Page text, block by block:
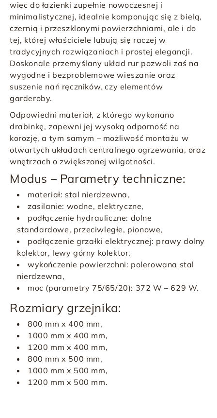
więc do łazienki zupełnie nowoczesnej i
minimalistycznej, idealnie komponując się z bielą,
czernią i przeszklonymi powierzchniami, ale i do
tej, której właściciele lubują się raczej w
tradycyjnych rozwiązaniach i prostej elegancji.
Doskonale przemyślany układ rur pozwoli zaś na
wygodne i bezproblemowe wieszanie oraz
suszenie nań ręczników, czy elementów
garderoby.
Odpowiedni materiał, z którego wykonano
drabinkę, zapewni jej wysoką odporność na
korozję, a tym samym – możliwość montażu w
otwartych układach centralnego ogrzewania, oraz
wnętrzach o zwiększonej wilgotności.
Modus – Parametry techniczne:
materiał: stal nierdzewna,
zasilanie: wodne, elektryczne,
podłączenie hydrauliczne: dolne
standardowe, przeciwległe, pionowe,
podłączenie grzałki elektrycznej: prawy dolny
kolektor, lewy górny kolektor,
wykończenie powierzchni: polerowana stal
nierdzewna,
moc (parametry 75/65/20): 372 W – 629 W.
Rozmiary grzejnika:
800 mm x 400 mm,
1000 mm x 400 mm,
1200 mm x 400 mm,
800 mm x 500 mm,
1000 mm x 500 mm,
1200 mm x 500 mm.